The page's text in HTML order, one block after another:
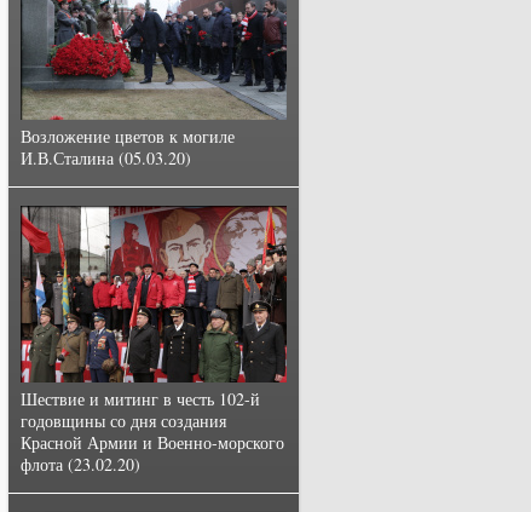
Возложение цветов к могиле
И.В.Сталина (05.03.20)
Шествие и митинг в честь 102-й
годовщины со дня создания
Красной Армии и Военно-морского
флота (23.02.20)